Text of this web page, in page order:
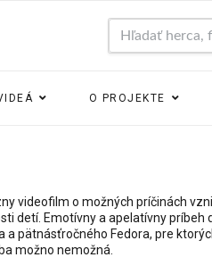
O PROJEKTE
videofilm o možných príčinách
detí. Emotívny a apelatívny príbeh
a pätnásťročného Fedora, pre
možno nemožná.